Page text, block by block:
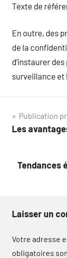
Texte de
En outre, des
de la
d’instaurer
surveillance et
de
Publication
Les
Tendances
Laisser un
Votre adresse
obligatoires